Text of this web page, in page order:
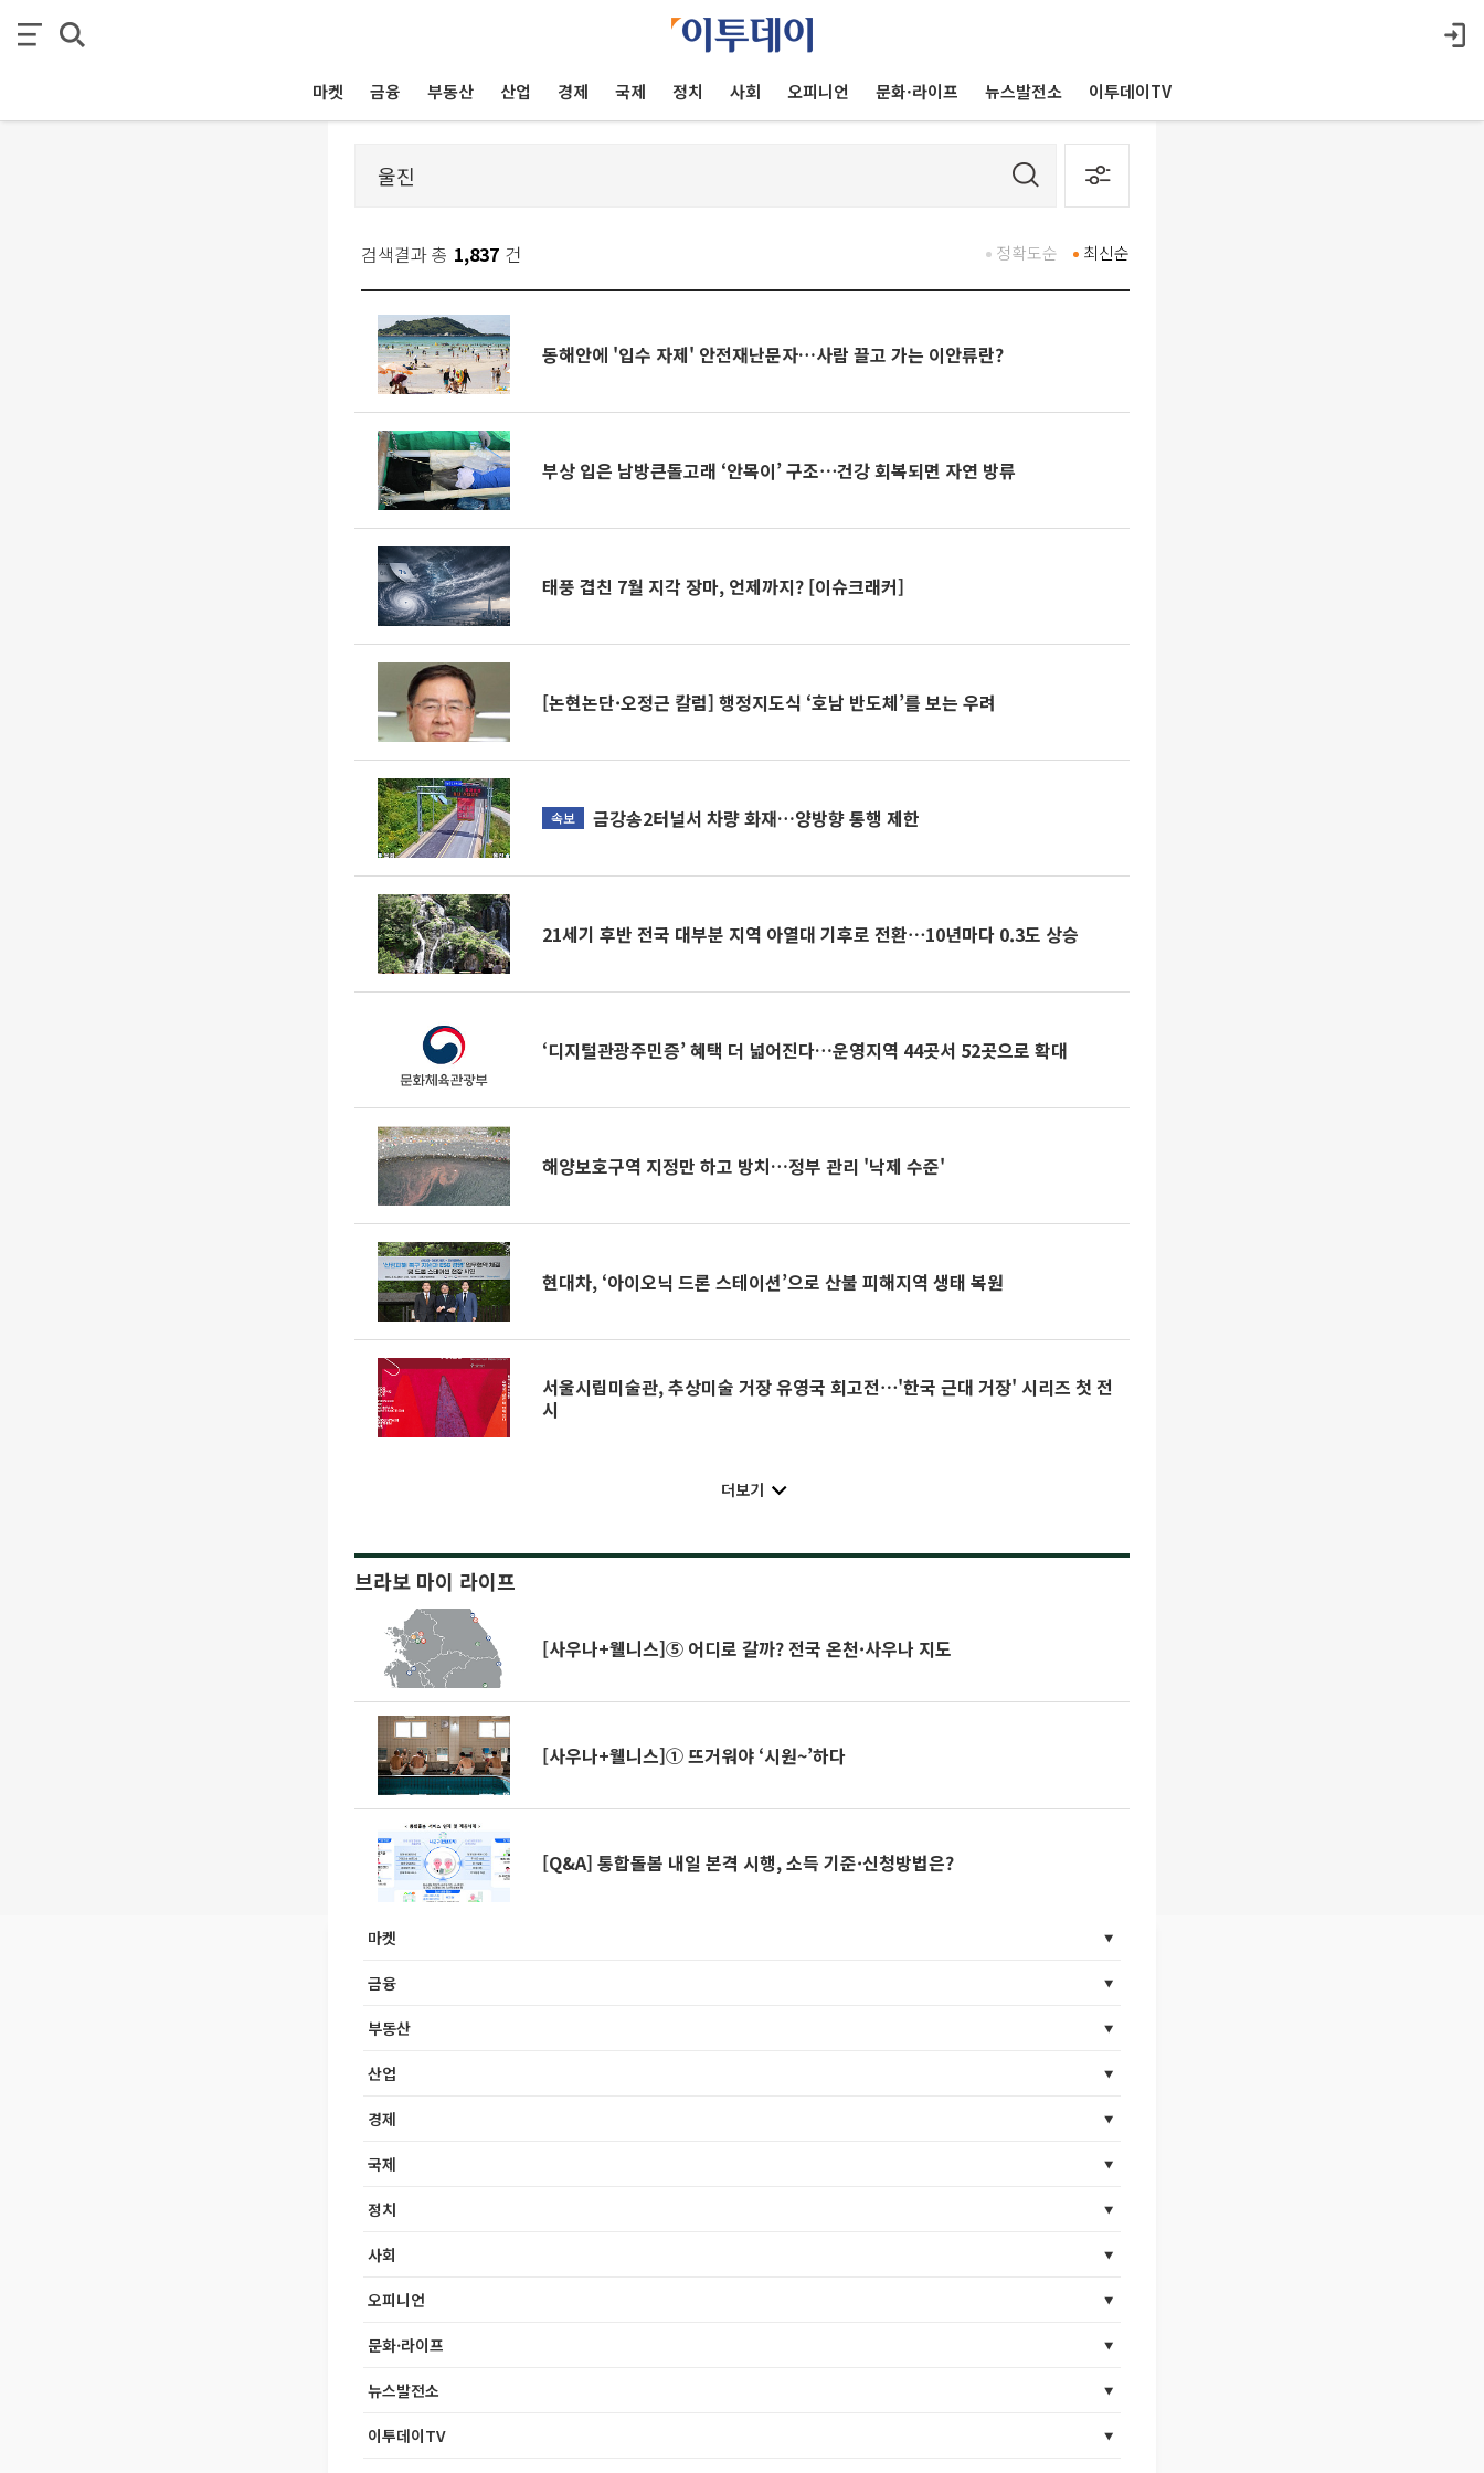
마켓 금융 부동산 산업 경제 국제 정치 사회 오피니언 문화·라이프 뉴스발전소 이투데이TV
검색결과 총 1,837 건 최신순
정확도순
동해안에 '입수 자제' 안전재난문자…사람 끌고 가는 이안류란?
부상 입은 남방큰돌고래 ‘안목이’ 구조⋯건강 회복되면 자연 방류
태풍 겹친 7월 지각 장마, 언제까지? [이슈크래커]
[논현논단·오정근 칼럼] 행정지도식 ‘호남 반도체’를 보는 우려
속보 금강송2터널서 차량 화재…양방향 통행 제한
21세기 후반 전국 대부분 지역 아열대 기후로 전환⋯10년마다 0.3도 상승
‘디지털관광주민증’ 혜택 더 넓어진다…운영지역 44곳서 52곳으로 확대
해양보호구역 지정만 하고 방치…정부 관리 '낙제 수준'
현대차, ‘아이오닉 드론 스테이션’으로 산불 피해지역 생태 복원
서울시립미술관, 추상미술 거장 유영국 회고전⋯'한국 근대 거장' 시리즈 첫 전
시
더보기
브라보 마이 라이프
[사우나+웰니스]⑤ 어디로 갈까? 전국 온천·사우나 지도
[사우나+웰니스]① 뜨거워야 ‘시원~’하다
[Q&A] 통합돌봄 내일 본격 시행, 소득 기준·신청방법은?
마켓
금융
부동산
산업
경제
국제
정치
사회
오피니언
문화·라이프
뉴스발전소
이투데이TV